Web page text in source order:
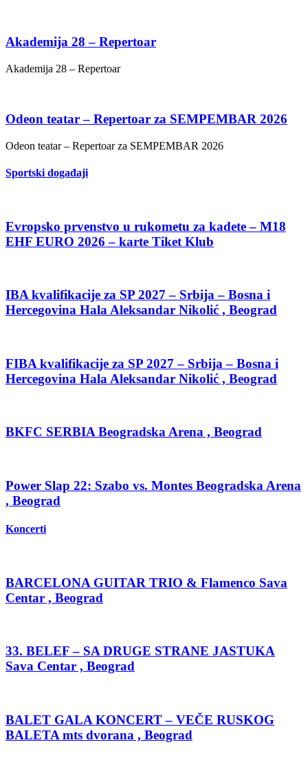
Akademija 28 – Repertoar
Akademija 28 – Repertoar
Odeon teatar – Repertoar za SEMPEMBAR 2026
Odeon teatar – Repertoar za SEMPEMBAR 2026
Sportski događaji
Evropsko prvenstvo u rukometu za kadete – M18
EHF EURO 2026 – karte Tiket Klub
IBA kvalifikacije za SP 2027 – Srbija – Bosna i
Hercegovina Hala Aleksandar Nikolić , Beograd
FIBA kvalifikacije za SP 2027 – Srbija – Bosna i
Hercegovina Hala Aleksandar Nikolić , Beograd
BKFC SERBIA Beogradska Arena , Beograd
Power Slap 22: Szabo vs. Montes Beogradska Arena
, Beograd
Koncerti
BARCELONA GUITAR TRIO & Flamenco Sava
Centar , Beograd
33. BELEF – SA DRUGE STRANE JASTUKA
Sava Centar , Beograd
BALET GALA KONCERT – VEČE RUSKOG
BALETA mts dvorana , Beograd